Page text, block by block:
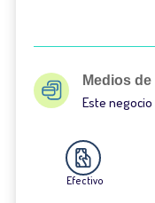
Medios
Este
Efectivo